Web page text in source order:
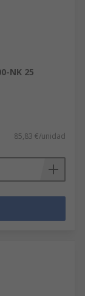
NK 25
85,83 €/unidad